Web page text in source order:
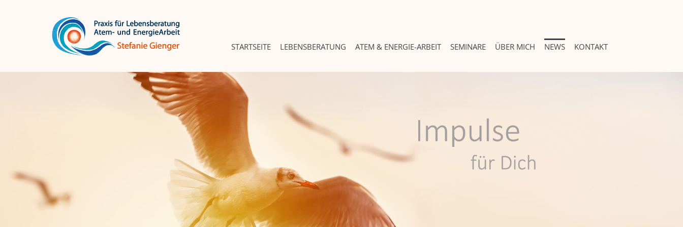
STARTSEITE LEBENSBERATUNG ATEM & ENERGIE-ARBEIT SEMINARE ÜBER MICH NEWS KONTAKT